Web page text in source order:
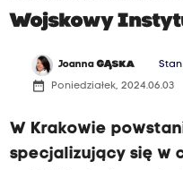
Wojskowy
JoannaGĄSKA
date_range Poniedziałek, 2024.06.03
W Krakowie
specjalizujący się w